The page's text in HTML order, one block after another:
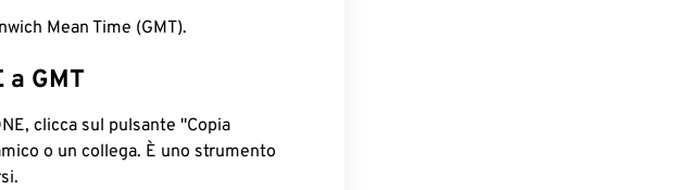
Mean Time (GMT).
GMT
clicca sul pulsante "Copia
o un collega. È uno strumento